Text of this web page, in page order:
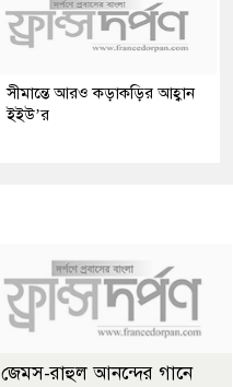
সীমান্তে আরও কড়াকড়ির আহ্বান
ইইউ’র
জেমস-রাহুল আনন্দের গানে